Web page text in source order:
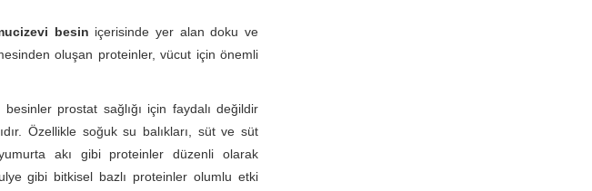
besin içerisinde yer alan doku ve
oluşan proteinler, vücut için önemli
prostat sağlığı için faydalı değildir
Özellikle soğuk su balıkları, süt ve süt
akı gibi proteinler düzenli olarak
gibi bitkisel bazlı proteinler olumlu etki